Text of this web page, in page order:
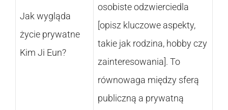
Jak wygląda
życie prywatne
Kim Ji Eun?
osobiste odzwierciedla
[opisz kluczowe aspekty,
takie jak rodzina, hobby czy
zainteresowania]. To
równowaga między sferą
publiczną a prywatną